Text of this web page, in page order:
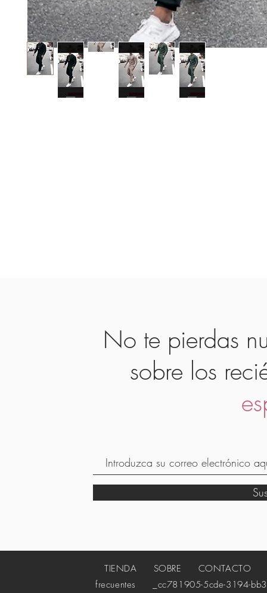
No te pierdas
sobre los
TIENDA SOBRE CONTACTO
frecuentes
_cc781905-5cde-3194-